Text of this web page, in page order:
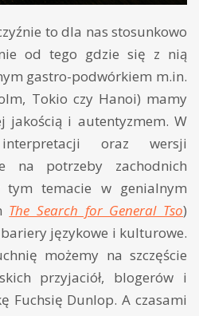
to dla nas stosunkowo
od tego gdzie się z nią
gastro-podwórkiem m.in.
Tokio czy Hanoi) mamy
jakością i autentyzmem. W
oraz wersji
na potrzeby zachodnich
tym temacie w genialnym
The Search for General Tso)
językowe i kulturowe.
możemy na szczęście
przyjaciół, blogerów i
Fuchsię Dunlop. A czasami